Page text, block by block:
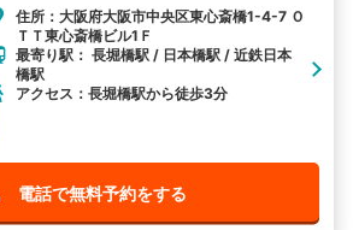
住所：大阪府大阪市中央区東心斎橋1-4-7 Ｏ
ＴＴ東心斎橋ビル1Ｆ
最寄り駅： 長堀橋駅 / 日本橋駅 / 近鉄日本
橋駅
アクセス：長堀橋駅から徒歩3分
電話で無料予約をする